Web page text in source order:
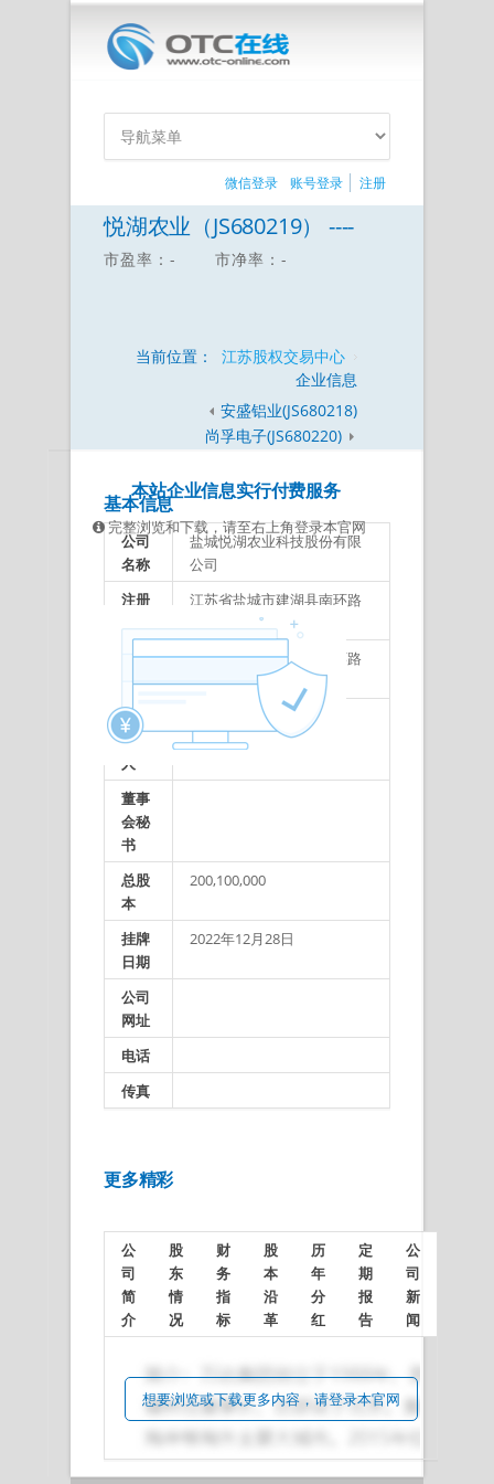
微信登录 账号登录 注册
悦湖农业（JS680219） ----
市盈率：- 市净率：-
当前位置：
江苏股权交易中心
企业信息
安盛铝业(JS680218)
尚孚电子(JS680220)
基本信息
公司
名称
盐城悦湖农业科技股份有限
公司
注册
江苏省盐城市建湖县南环路
科创大厦6楼606室
办公
地址
江苏省盐城市建湖县南环路
科创大厦6楼606室
法定
代表
人
董事
会秘
书
总股
本
200,100,000
挂牌
日期
2022年12月28日
公司
网址
电话
传真
更多精彩
公
司
简
介
股
东
情
况
财
务
指
标
股
本
沿
革
历
年
分
红
定
期
报
告
公
司
新
闻
想要浏览或下载更多内容，请登录本官网
本站企业信息实行付费服务
完整浏览和下载，请至右上角登录本官网